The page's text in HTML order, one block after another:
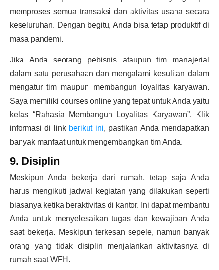
memproses semua transaksi dan aktivitas usaha secara
keseluruhan. Dengan begitu, Anda bisa tetap produktif di
masa pandemi.
Jika Anda seorang pebisnis ataupun tim manajerial
dalam satu perusahaan dan mengalami kesulitan dalam
mengatur tim maupun membangun loyalitas karyawan.
Saya memiliki courses online yang tepat untuk Anda yaitu
kelas “Rahasia Membangun Loyalitas Karyawan”. Klik
informasi di link berikut ini, pastikan Anda mendapatkan
banyak manfaat untuk mengembangkan tim Anda.
9. Disiplin
Meskipun Anda bekerja dari rumah, tetap saja Anda
harus mengikuti jadwal kegiatan yang dilakukan seperti
biasanya ketika beraktivitas di kantor. Ini dapat membantu
Anda untuk menyelesaikan tugas dan kewajiban Anda
saat bekerja. Meskipun terkesan sepele, namun banyak
orang yang tidak disiplin menjalankan aktivitasnya di
rumah saat WFH.